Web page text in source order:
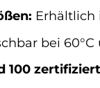
Erhältlich
bei
100